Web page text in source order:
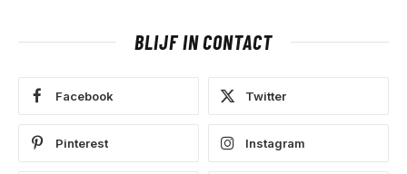
BLIJF IN CONTACT
Facebook Twitter
Pinterest Instagram